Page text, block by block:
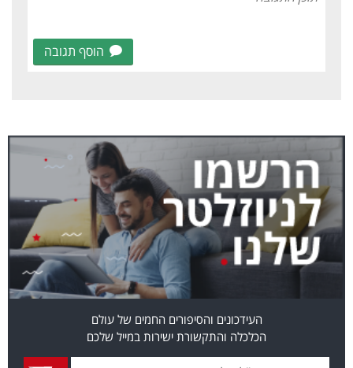
הוסף תגובה
העידכונים והסיפורים החמים של עולם
הכלכלה והתקשורת ישירות במייל שלכם